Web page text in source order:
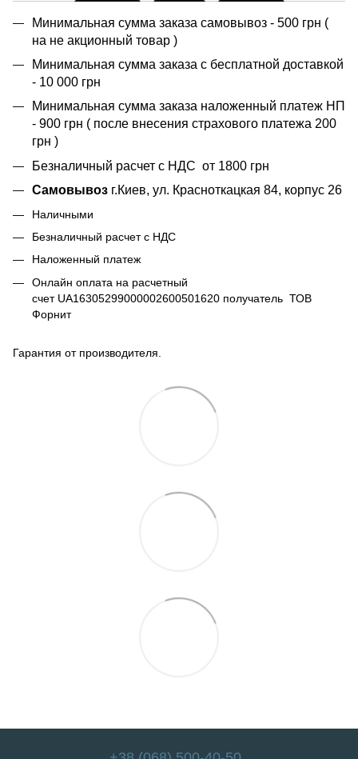
Минимальная сумма заказа самовывоз - 500 грн (
на не акционный товар )
Минимальная сумма заказа с бесплатной доставкой
- 10 000 грн
Минимальная сумма заказа наложенный платеж НП
- 900 грн ( после внесения страхового платежа 200
грн )
Безналичный расчет с НДС от 1800 грн
Самовывоз г.Киев, ул. Красноткацкая 84, корпус 26
Наличными
Безналичный расчет с НДС
Наложенный платеж
Онлайн оплата на расчетный
счет UA16305299000002600501620 получатель ТОВ
Форнит
Гарантия от производителя.